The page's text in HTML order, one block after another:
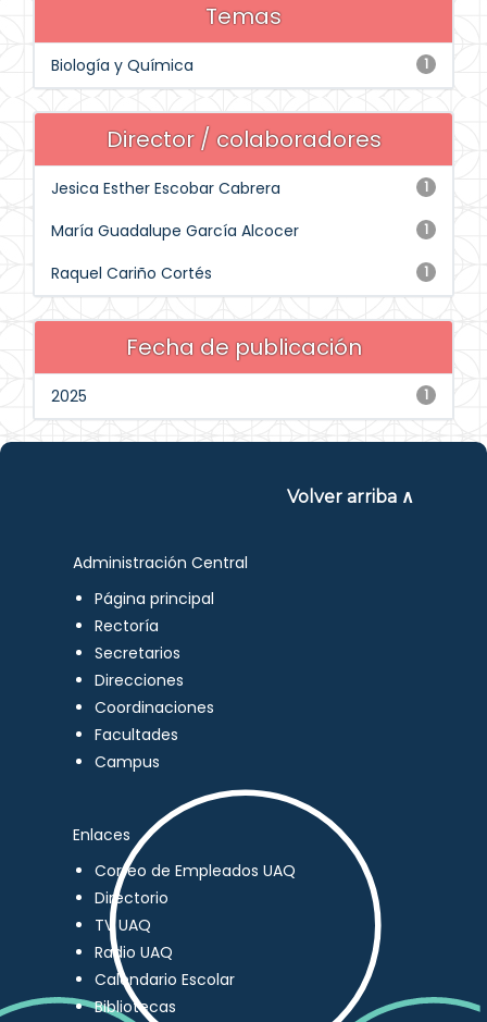
Temas
1
Biología y Química
Director / colaboradores
1
Jesica Esther Escobar Cabrera
1
María Guadalupe García Alcocer
1
Raquel Cariño Cortés
Fecha de publicación
1
2025
Volver arriba ∧
Administración Central
Página principal
Rectoría
Secretarios
Direcciones
Coordinaciones
Facultades
Campus
Enlaces
Correo de Empleados UAQ
Directorio
TV UAQ
Radio UAQ
Calendario Escolar
Bibliotecas